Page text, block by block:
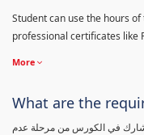
Student can use the hours
professional certificates like
More
What are the
نقل المشارك في الكورس من مرحلة عدم